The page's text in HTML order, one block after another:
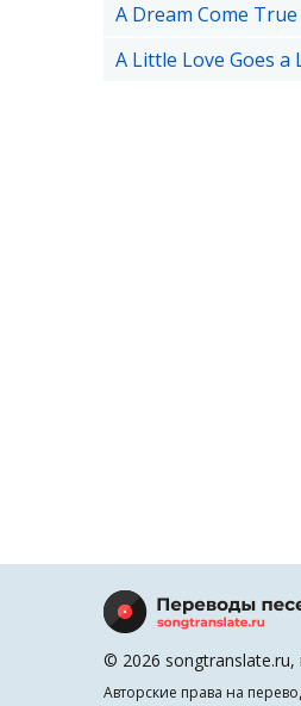
A Dream Come True
A Little Love Goes a
© 2026
Авторские права на